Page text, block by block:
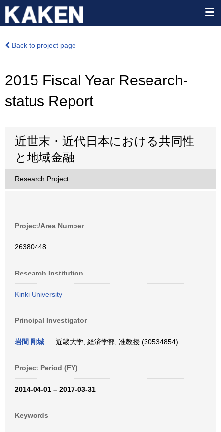
Back to project page
2015 Fiscal Year Research-
status Report
近世末・近代日本における共同性
と地域金融
Research Project
Project/Area Number
26380448
Research Institution
Kinki University
Principal Investigator
岩間 剛城 近畿大学, 経済学部, 准教授 (30534854)
Project Period (FY)
2014-04-01 – 2017-03-31
Keywords